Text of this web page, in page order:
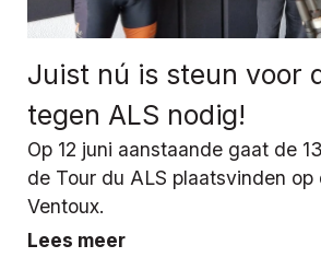
Juist nú is steun voor
tegen ALS nodig!
Op 12 juni aanstaande gaat de
de Tour du ALS plaatsvinden op
Ventoux.
Lees meer